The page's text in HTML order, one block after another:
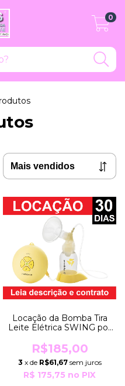
0
Locação da Bomba Tira
Leite Elétrica SWING por
EXTRATORA Bivolt e com
Pilhas Medela
R$185,00
3 x de R$61,67 sem juros
R$ 175,75 no PIX